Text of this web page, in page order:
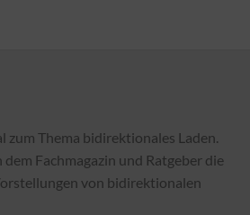
Thema bidirektionales Laden.
dem Fachmagazin und Ratgeber die
von bidirektionalen